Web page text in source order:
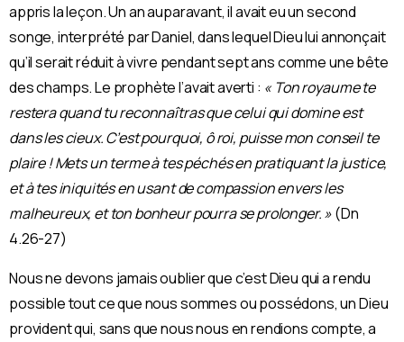
appris la leçon. Un an auparavant, il avait eu un second
songe, interprété par Daniel, dans lequel Dieu lui annonçait
qu’il serait réduit à vivre pendant sept ans comme une bête
des champs. Le prophète l’avait averti : « Ton royaume te
restera quand tu reconnaîtras que celui qui domine est
dans les cieux. C’est pourquoi, ô roi, puisse mon conseil te
plaire ! Mets un terme à tes péchés en pratiquant la justice,
et à tes iniquités en usant de compassion envers les
malheureux, et ton bonheur pourra se prolonger. »(Dn
4.26-27)
Nous ne devons jamais oublier que c’est Dieu qui a rendu
possible tout ce que nous sommes ou possédons, un Dieu
provident qui, sans que nous nous en rendions compte, a